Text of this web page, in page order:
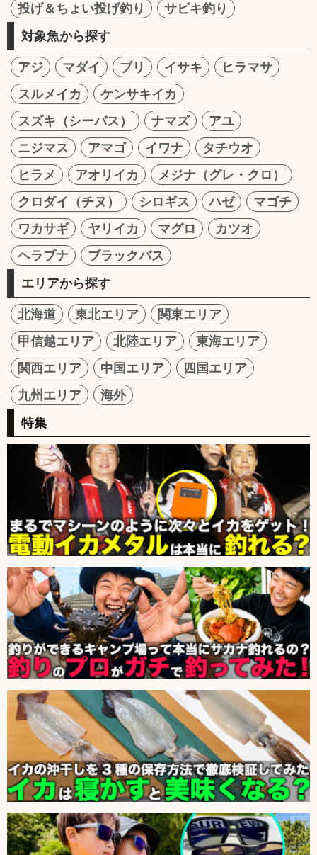
投げ＆ちょい投げ釣り
サビキ釣り
対象魚から探す
アジ マダイ ブリ イサキ
ヒラマサ
スルメイカ
ケンサキイカ
スズキ（シーバス）
ナマズ
アユ
ニジマス
アマゴ イワナ
タチウオ
ヒラメ
アオリイカ
メジナ（グレ・クロ）
クロダイ（チヌ）
シロギス ハゼ
マゴチ
ワカサギ
ヤリイカ マグロ
カツオ
ヘラブナ
ブラックバス
エリアから探す
北海道 東北エリア
関東エリア
甲信越エリア
北陸エリア
東海エリア
関西エリア
中国エリア
四国エリア
九州エリア
海外
特集